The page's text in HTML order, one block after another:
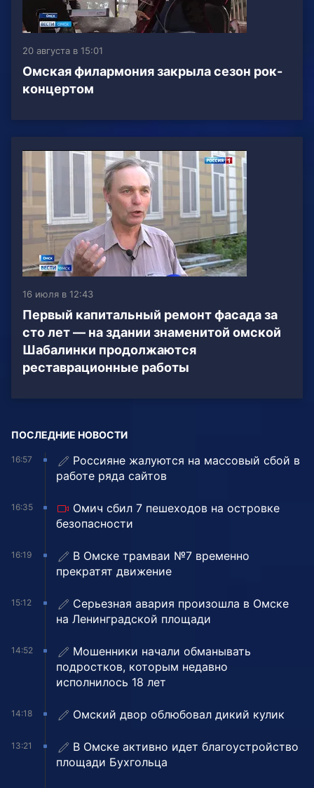
20 августа в 15:01
Омская филармония закрыла сезон рок-
концертом
16 июля в 12:43
Первый капитальный ремонт фасада за
сто лет — на здании знаменитой омской
Шабалинки продолжаются
реставрационные работы
ПОСЛЕДНИЕ НОВОСТИ
16:57
Россияне жалуются на массовый сбой в
работе ряда сайтов
16:35
Омич сбил 7 пешеходов на островке
безопасности
16:19
В Омске трамваи №7 временно
прекратят движение
15:12
Серьезная авария произошла в Омске
на Ленинградской площади
14:52
Мошенники начали обманывать
подростков, которым недавно
исполнилось 18 лет
14:18 Омский двор облюбовал дикий кулик
13:21
В Омске активно идет благоустройство
площади Бухгольца